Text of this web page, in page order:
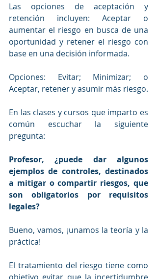
Las opciones de aceptación y
retención incluyen: Aceptar o
aumentar el riesgo en busca de una
oportunidad y retener el riesgo con
base en una decisión informada.
Opciones: Evitar; Minimizar; o
Aceptar, retener y asumir más riesgo.
En las clases y cursos que imparto es
común escuchar la siguiente
pregunta:
Profesor, ¿puede dar algunos
ejemplos de controles, destinados
a mitigar o compartir riesgos, que
son obligatorios por requisitos
legales?
Bueno, vamos, ¡unamos la teoría y la
práctica!
El tratamiento del riesgo tiene como
objetivo evitar que la incertidumbre